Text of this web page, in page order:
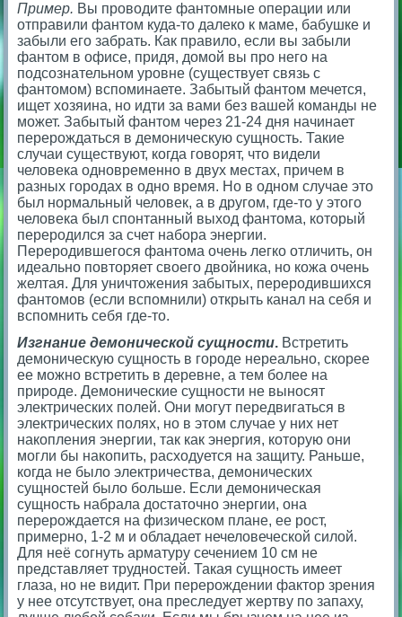
Пример. Вы проводите фантомные операции или
отправили фантом куда-то далеко к маме, бабушке и
забыли его забрать. Как правило, если вы забыли
фантом в офисе, придя, домой вы про него на
подсознательном уровне (существует связь с
фантомом) вспоминаете. Забытый фантом мечется,
ищет хозяина, но идти за вами без вашей команды не
может. Забытый фантом через 21-24 дня начинает
перерождаться в демоническую сущность. Такие
случаи существуют, когда говорят, что видели
человека одновременно в двух местах, причем в
разных городах в одно время. Но в одном случае это
был нормальный человек, а в другом, где-то у этого
человека был спонтанный выход фантома, который
переродился за счет набора энергии.
Переродившегося фантома очень легко отличить, он
идеально повторяет своего двойника, но кожа очень
желтая. Для уничтожения забытых, переродившихся
фантомов (если вспомнили) открыть канал на себя и
вспомнить себя где-то.
Изгнание демонической сущности. Встретить
демоническую сущность в городе нереально, скорее
ее можно встретить в деревне, а тем более на
природе. Демонические сущности не выносят
электрических полей. Они могут передвигаться в
электрических полях, но в этом случае у них нет
накопления энергии, так как энергия, которую они
могли бы накопить, расходуется на защиту. Раньше,
когда не было электричества, демонических
сущностей было больше. Если демоническая
сущность набрала достаточно энергии, она
перерождается на физическом плане, ее рост,
примерно, 1-2 м и обладает нечеловеческой силой.
Для неё согнуть арматуру сечением 10 см не
представляет трудностей. Такая сущность имеет
глаза, но не видит. При перерождении фактор зрения
у нее отсутствует, она преследует жертву по запаху,